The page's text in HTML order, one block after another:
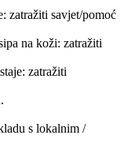
zatražiti savjet/pomoć
na koži: zatražiti
zatražiti
s lokalnim /